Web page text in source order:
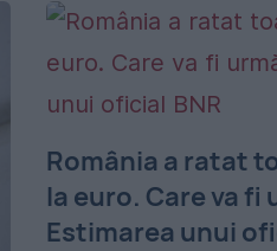
România a ratat
la euro. Care va
Estimarea unui